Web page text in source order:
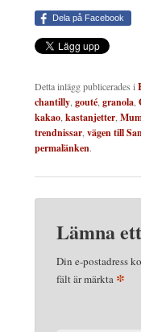
Dela på Facebook
Detta inlägg publicerades i
chantilly gouté granola
kakao kastanjetter
trendnissar vägen till
permalänken.
Lämna
Din e-postadress
fält är märkta *